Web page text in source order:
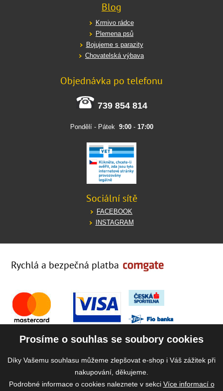
Blog
Krmivo rádce
Plemena psů
Bojujeme s parazity
Chovatelská výbava
Objednávka po telefonu
739 854 814
Pondělí - Pátek 9:00- 17:00
Sociální sítě
FACEBOOK
INSTAGRAM
Rychlá a bezpečná platba
Prosíme o souhlas se soubory cookies
Díky Vašemu souhlasu můžeme zlepšovat e-shop i Váš zážitek při
nakupování, děkujeme.
Podrobné informace o cookies naleznete v sekci Více informací o